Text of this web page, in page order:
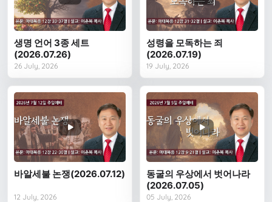
생명 언어 3종 세트
(2026.07.26)
26 July, 2026
성령을 모독하는 죄
(2026.07.19)
19 July, 2026
바알세불 논쟁(2026.07.12)
12 July, 2026
동굴의 우상에서 벗어나라
(2026.07.05)
05 July, 2026